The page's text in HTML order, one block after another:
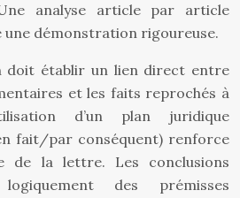
analyse article par article
démonstration rigoureuse.
doit établir un lien direct entre
et les faits reprochés à
d’un plan juridique
fait/par conséquent) renforce
de la lettre. Les conclusions
des prémisses